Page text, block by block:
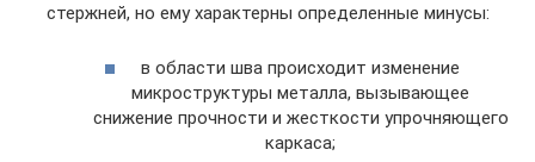
стержней, но ему характерны определенные минусы:
в области шва происходит изменение
микроструктуры металла, вызывающее
снижение прочности и жесткости упрочняющего
каркаса;